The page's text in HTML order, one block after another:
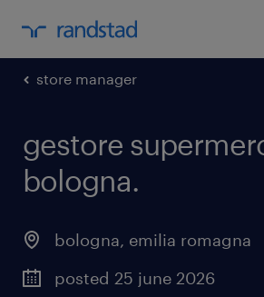
store manager
gestore
bologna.
bologna, emilia romagna
posted 25 june 2026